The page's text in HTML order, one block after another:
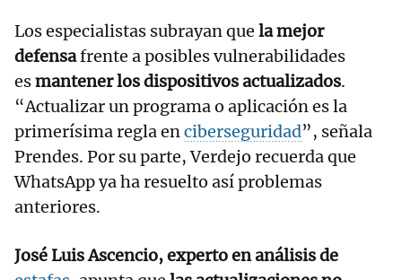
Los especialistas subrayan que la mejor
defensafrente a posibles vulnerabilidades
esmantener los dispositivos actualizados.
“Actualizar un programa o aplicación es la
primerísima regla enciberseguridad”, señala
Prendes. Por su parte, Verdejo recuerda que
WhatsApp ya ha resuelto así problemas
anteriores.
José Luis Ascencio, experto en análisis de